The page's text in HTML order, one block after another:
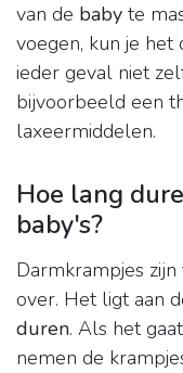
van de baby te
voegen, kun je het
ieder geval niet
bijvoorbeeld een
laxeermiddelen.
Hoe lang
baby's?
Darmkrampjes
over. Het ligt aan
duren. Als het
nemen de